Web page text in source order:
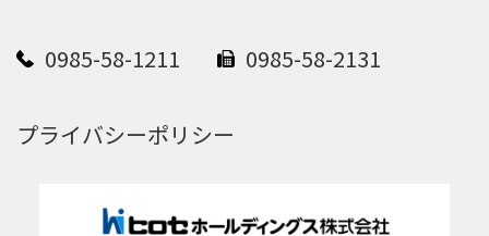
0985-58-1211 0985-58-2131
プライバシーポリシー